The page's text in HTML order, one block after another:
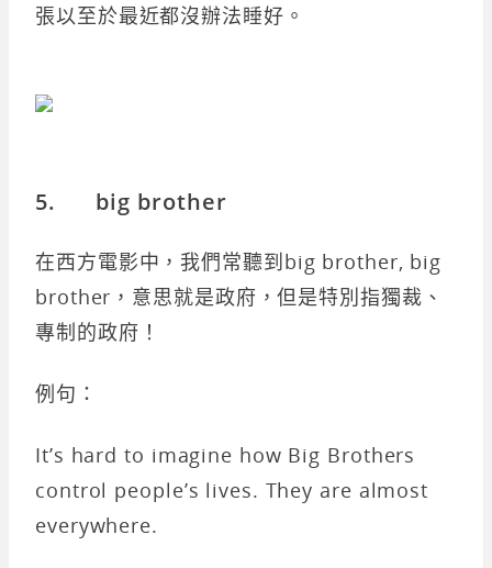
張以至於最近都沒辦法睡好。
5. big brother
在西方電影中，我們常聽到big brother, big
brother，意思就是政府，但是特別指獨裁、
專制的政府！
例句：
It’s hard to imagine how Big Brothers
control people’s lives. They are almost
everywhere.